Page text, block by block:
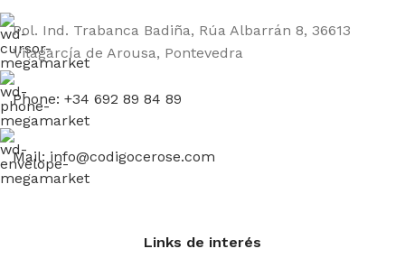
Pol. Ind. Trabanca Badiña, Rúa Albarrán 8, 36613
Vilagarcía de Arousa, Pontevedra
Phone: +34 692 89 84 89
Mail: info@codigocerose.com
Links de interés